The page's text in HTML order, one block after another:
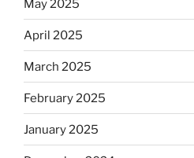
May 2025
April 2025
March 2025
February 2025
January 2025